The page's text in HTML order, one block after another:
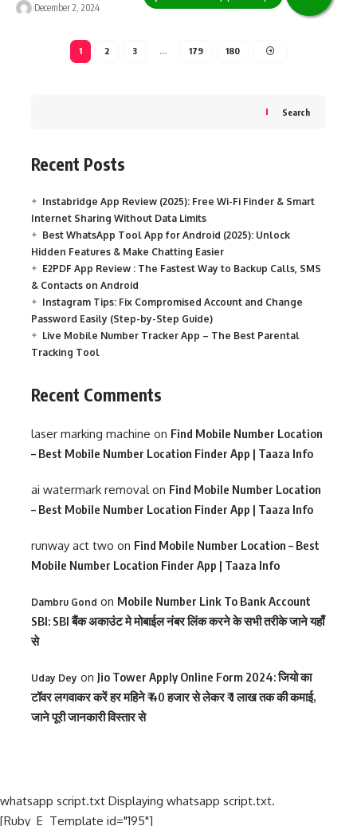
December 2, 2024
1 2 3 … 179 180
Search
Recent Posts
Instabridge App Review (2025): Free Wi-Fi Finder & Smart
Internet Sharing Without Data Limits
Best WhatsApp Tool App for Android (2025): Unlock
Hidden Features & Make Chatting Easier
E2PDF App Review : The Fastest Way to Backup Calls, SMS
& Contacts on Android
Instagram Tips: Fix Compromised Account and Change
Password Easily (Step-by-Step Guide)
Live Mobile Number Tracker App – The Best Parental
Tracking Tool
Recent Comments
laser marking machine on Find Mobile Number Location
– Best Mobile Number Location Finder App | Taaza Info
ai watermark removal on Find Mobile Number Location
– Best Mobile Number Location Finder App | Taaza Info
runway act two on Find Mobile Number Location – Best
Mobile Number Location Finder App | Taaza Info
Dambru Gond on Mobile Number Link To Bank Account
SBI: SBI बैंक अकाउंट मे मोबाईल नंबर लिंक करने के सभी तरीके जाने यहाँ
से
Uday Dey on Jio Tower Apply Online Form 2024: जियो का
टॉवर लगवाकर करें हर महिने ₹ 40 हजार से लेकर ₹ 1 लाख तक की कमाई,
जाने पूरी जानकारी विस्तार से
whatsapp script.txt Displaying whatsapp script.txt.
[Ruby_E_Template id="195"]